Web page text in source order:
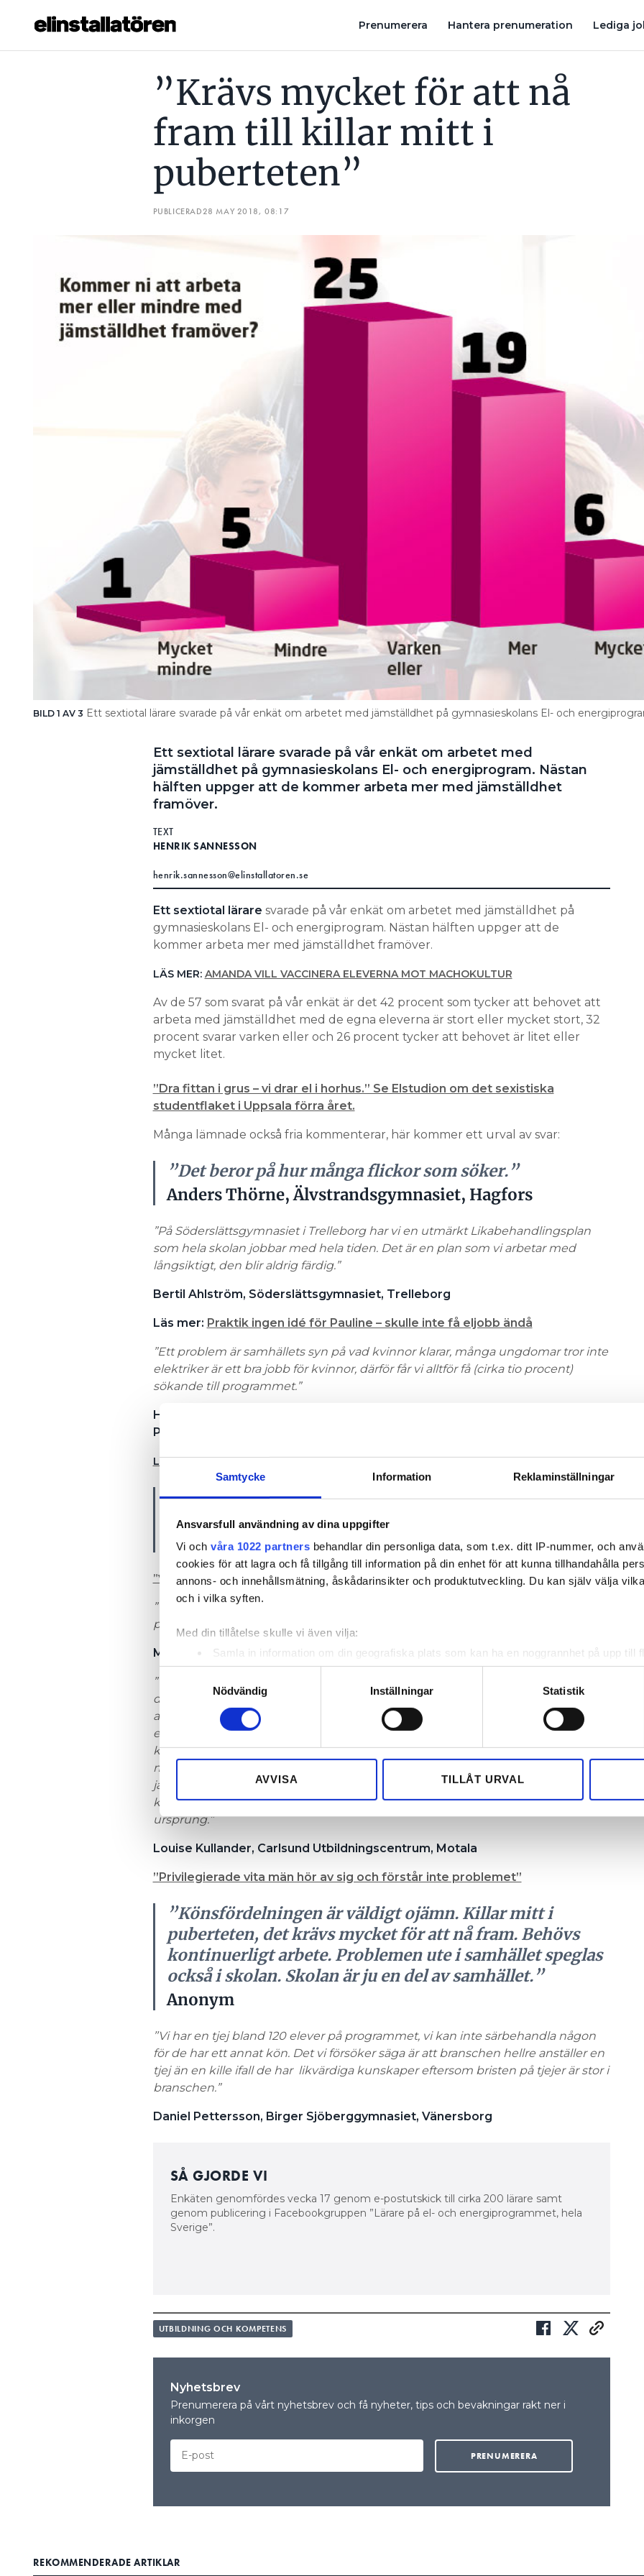
Samtycke Information Reklaminställningar
Ansvarsfull användning av dina uppgifter
Vi och våra 1022 partners behandlar din personliga data, som t.ex. ditt IP-nummer, och
cookies för att lagra och få tillgång till information på din enhet för att kunna tillhandahålla
annons- och innehållsmätning, åskådarinsikter och produktutveckling. Du kan själv välja
och i vilka syften.
Med din tillåtelse skulle vi även vilja:
Samla in information om din geografiska plats som kan ha en noggrannhet på upp till
Identifiera din enhet genom att aktivt skanna den för specifika kännetecken
Ta reda på mer om hur dina personliga uppgifter behandlas och ställ in dina preferenser i
eller dra tillbaka ditt samtycke när som helst från cookie-förklaringen.
sociala medier och analysera vår trafik. Vi vidarebefordrar även sådana identifierare och
till de sociala medier och annons- och analysföretag som vi samarbetar med. Dessa kan i
Nödvändig
Inställningar Statistik
AVVISA TILLÅT URVAL
Prenumerera Hantera prenumeration Lediga
Hantera prenumeration
Läs E-tidningen
Om tidningen
Kontakt
Personuppgifter
Search for:
”Krävs mycket för att nå
fram till killar mitt i
puberteten”
PUBLICERAD28 MAY 2018, 08:17
BILD 1 AV 3 Ett sextiotal lärare svarade på vår enkät om arbetet med jämställdhet på gymnasieskolans El- och
Ett sextiotal lärare svarade på vår enkät om arbetet med
jämställdhet på gymnasieskolans El- och energiprogram. Nästan
hälften uppger att de kommer arbeta mer med jämställdhet
framöver.
TEXT
HENRIK SANNESSON
henrik.sannesson@elinstallatoren.se
Ett sextiotal lärare svarade på vår enkät om arbetet med jämställdhet på
gymnasieskolans El- och energiprogram. Nästan hälften uppger att de
kommer arbeta mer med jämställdhet framöver.
LÄS MER: AMANDA VILL VACCINERA ELEVERNA MOT MACHOKULTUR
Av de 57 som svarat på vår enkät är det 42 procent som tycker att behovet att
arbeta med jämställdhet med de egna eleverna är stort eller mycket stort, 32
procent svarar varken eller och 26 procent tycker att behovet är litet eller
mycket litet.
”Dra fittan i grus – vi drar el i horhus.” Se Elstudion om det sexistiska
studentflaket i Uppsala förra året.
Många lämnade också fria kommenterar, här kommer ett urval av svar:
”Det beror på hur många flickor som söker.”
Anders Thörne, Älvstrandsgymnasiet, Hagfors
”På Söderslättsgymnasiet i Trelleborg har vi en utmärkt Likabehandlingsplan
som hela skolan jobbar med hela tiden. Det är en plan som vi arbetar med
långsiktigt, den blir aldrig färdig.”
Bertil Ahlström, Söderslättsgymnasiet, Trelleborg
Läs mer: Praktik ingen idé för Pauline – skulle inte få eljobb ändå
”Ett problem är samhällets syn på vad kvinnor klarar, många ungdomar tror inte
elektriker är ett bra jobb för kvinnor, därför får vi alltför få (cirka tio procent)
sökande till programmet.”
Håkan Johansson,
Peder Skrivares skola, Varberg
LÄS MER OM UTBILDNING:FREDRIK FÅR INTE BLI ELEKTRIKER
’’Det är tråkigt att det förekommer könsord hela tiden.
Och vi tjatar ständigt om att det inte är tillåtet.’’
JOHAN ANDERSSON, ETEC, OSKARSHAMN
”VI HAR INTE RÅD ATT TAPPA KVINNORNA”
”Vi påverkar självklart genom systematiskt värdegrundsarbete men vi kan inte
påverka vilka som kommer in till utbildningen.”
Matts Gregori, Björkhagsskolan yrkesvuxenutbildning, Hofors.
”Vårt arbete för jämställdhet bygger mycket på öppna diskussioner och
diskussioner om attityder. Hur man förhåller sig till människor i sin omgivning,
att lite ödmjukhet är en bra egenskap oavsett vem man möter. Det görs en stor
enkät med alla tvåor varje år + att elever från andra program gör enkäter i våra
klasser. Jag tror dock att en diskussion i vardagen, när ämnet dyker upp, ger
mer för respektive elev, än ännu fler enkäter. Mängden
jämställdhetsdiskussioner varierar mellan olika klasser, beroende på individer i
klassen. Både när det gäller jämställdhet mellan kön och mellan olika
ursprung.”
Louise Kullander, Carlsund Utbildningscentrum, Motala
”Privilegierade vita män hör av sig och förstår inte problemet”
”Könsfördelningen är väldigt ojämn. Killar mitt i
puberteten, det krävs mycket för att nå fram. Behövs
kontinuerligt arbete. Problemen ute i samhället speglas
också i skolan. Skolan är ju en del av samhället.”
Anonym
’’Vi har en tjej bland 120 elever på programmet, vi kan inte särbehandla någon
för de har ett annat kön. Det vi försöker säga är att branschen hellre anställer en
tjej än en kille ifall de har ­ likvärdiga kunskaper eftersom bristen på tjejer är stor i
branschen.”
Daniel Pettersson, Birger Sjöberggymnasiet, Vänersborg
SÅ GJORDE VI
Enkäten genomfördes vecka 17 genom ­e-postutskick till cirka 200 lärare samt
genom publicering i Facebookgruppen ”Lärare på el- och energiprogrammet, hela
Sverige”.
UTBILDNING OCH KOMPETENS
Nyhetsbrev
Prenumerera på vårt nyhetsbrev och få nyheter, tips och bevakningar rakt ner i
inkorgen
REKOMMENDERADE ARTIKLAR
”KRÄVS MYCKET FÖR ATT NÅ FRAM TILL KILLAR MITT I PUBERTETEN” KVINNLIGA ELEKTRIKER – INGEN SJÄLVKLARHET